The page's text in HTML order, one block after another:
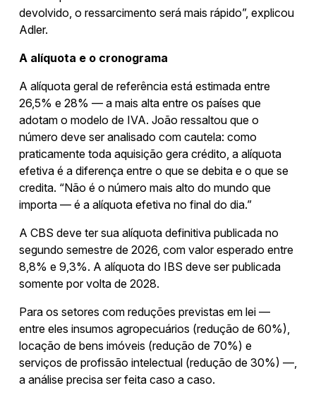
devolvido, o ressarcimento será mais rápido”, explicou
Adler.
A alíquota e o cronograma
A alíquota geral de referência está estimada entre
26,5% e 28% — a mais alta entre os países que
adotam o modelo de IVA. João ressaltou que o
número deve ser analisado com cautela: como
praticamente toda aquisição gera crédito, a alíquota
efetiva é a diferença entre o que se debita e o que se
credita. “Não é o número mais alto do mundo que
importa — é a alíquota efetiva no final do dia.”
A CBS deve ter sua alíquota definitiva publicada no
segundo semestre de 2026, com valor esperado entre
8,8% e 9,3%. A alíquota do IBS deve ser publicada
somente por volta de 2028.
Para os setores com reduções previstas em lei —
entre eles insumos agropecuários (redução de 60%),
locação de bens imóveis (redução de 70%) e
serviços de profissão intelectual (redução de 30%) —,
a análise precisa ser feita caso a caso.